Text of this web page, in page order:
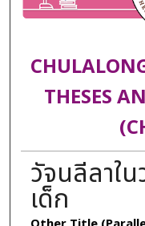
THESES
วัจนลีลาใ
เด็ก